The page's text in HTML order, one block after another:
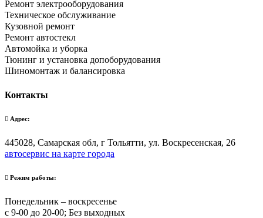
Ремонт электрооборудования
Техническое обслуживание
Кузовной ремонт
Ремонт автостекл
Автомойка и уборка
Тюнинг и установка допоборудования
Шиномонтаж и балансировка
Контакты
Адрес:
445028, Самарская обл, г Тольятти, ул. Воскресенская, 26
автосервис на карте города
Режим работы:
Понедельник – воскресенье
с 9-00 до 20-00; Без выходных